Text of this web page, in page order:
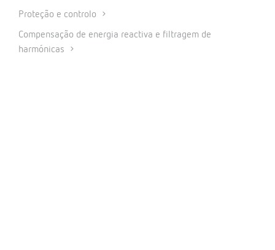
Proteção e controlo
Compensação de energia reactiva e filtragem de
harmónicas